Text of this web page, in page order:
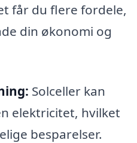
får du flere fordele,
din økonomi og
Solceller kan
elektricitet, hvilket
besparelser.